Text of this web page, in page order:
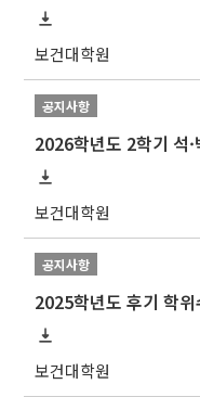
보건대학원
공지사항
보건대학원
공지사항
보건대학원